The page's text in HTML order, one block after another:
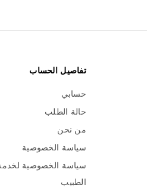
تفاصيل الحساب
حسابي
حالة الطلب
من نحن
سياسة الخصوصية
سياسة الخصوصية
الطبيب